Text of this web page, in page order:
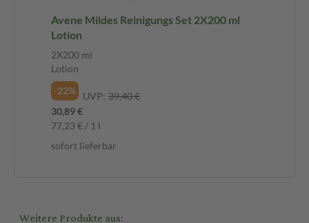
Avene Mildes Reinigungs Set 2X200 ml
Lotion
2X200 ml
Lotion
-22%
UVP: 39,40 €
30,89 €
77,23 € / 1 l
sofort lieferbar
Weitere Produkte aus: